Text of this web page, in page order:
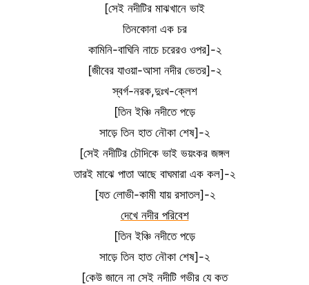
[সেই নদীটির মাঝখানে ভাই
তিনকোনা এক চর
কামিনি-বাঘিনি নাচে চরেরও ওপর]-২
[জীবের যাওয়া-আসা নদীর ভেতর]-২
স্বর্গ-নরক,দুঃখ-ক্লেশ
[তিন ইঞ্চি নদীতে পড়ে
সাড়ে তিন হাত নৌকা শেষ]-২
[সেই নদীটির চৌদিকে ভাই ভয়ংকর জঙ্গল
তারই মাঝে পাতা আছে বাঘমারা এক কল]-২
[যত লোভী-কামী যায় রসাতল]-২
দেখে নদীর পরিবেশ
[তিন ইঞ্চি নদীতে পড়ে
সাড়ে তিন হাত নৌকা শেষ]-২
[কেউ জানে না সেই নদীটি গভীর যে কত